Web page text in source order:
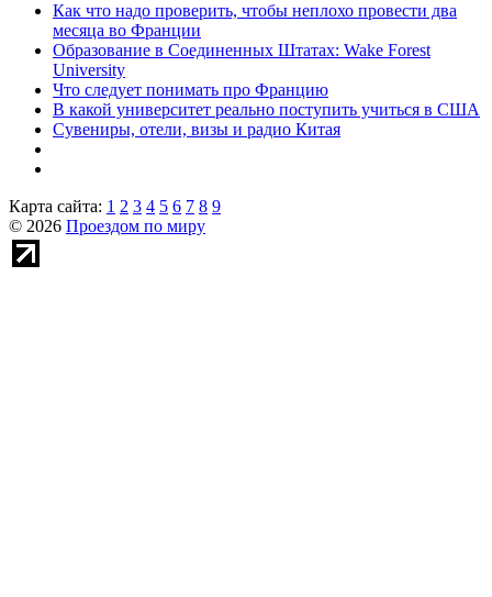
Как что надо проверить, чтобы неплохо провести два
месяца во Франции
Образование в Соединенных Штатах: Wake Forest
University
Что следует понимать про Францию
В какой университет реально поступить учиться в США
Сувениры, отели, визы и радио Китая
Карта сайта: 1 2 3 4 5 6 7 8 9
© 2026 Проездом по миру